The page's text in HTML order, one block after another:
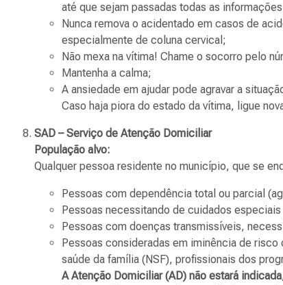
até que sejam passadas todas as
Nunca remova o acidentado em casos de
especialmente de coluna cervical;
Não mexa na vítima! Chame o socorro pelo
Mantenha a calma;
A ansiedade em ajudar pode agravar a
Caso haja piora do estado da vítima, ligue
SAD – Serviço de Atenção Domiciliar
População alvo:
Qualquer pessoa residente no município, que se
Pessoas com dependência total ou parcial
Pessoas necessitando de cuidados
Pessoas com doenças transmissíveis,
Pessoas consideradas em iminência de
saúde da família (NSF), profissionais dos
A Atenção Domiciliar (AD) não estará